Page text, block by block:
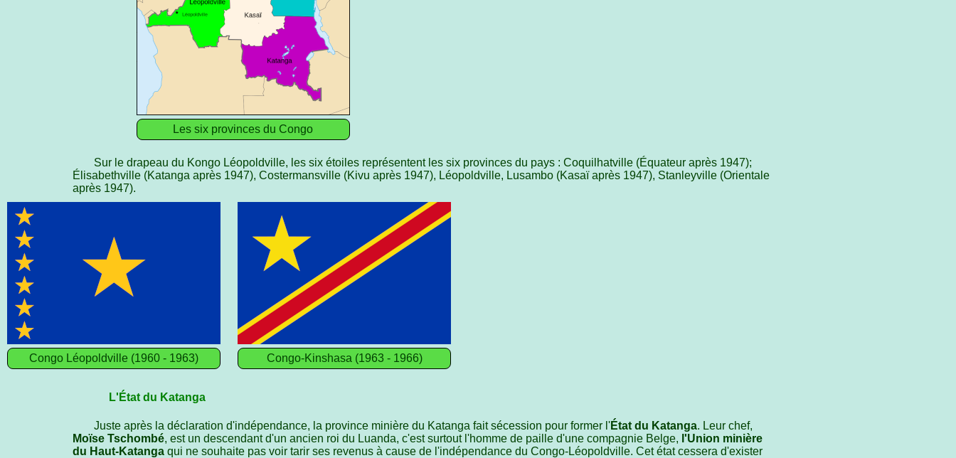
Les six provinces du Congo
Sur le drapeau du Kongo Léopoldville, les six étoiles représentent les six provinces du pays : Coquilhatville (Équateur après 1947);
Élisabethville (Katanga après 1947), Costermansville (Kivu après 1947), Léopoldville, Lusambo (Kasaï après 1947), Stanleyville (Orientale
après 1947).
Congo Léopoldville (1960 - 1963) Congo-Kinshasa (1963 - 1966)
L'État du Katanga
Juste après la déclaration d'indépendance, la province minière du Katanga fait sécession pour former l'État du Katanga. Leur chef,
Moïse Tschombé, est un descendant d'un ancien roi du Luanda, c'est surtout l'homme de paille d'une compagnie Belge, l'Union minière
du Haut‑Katanga qui ne souhaite pas voir tarir ses revenus à cause de l'indépendance du Congo-Léopoldville. Cet état cessera d'exister